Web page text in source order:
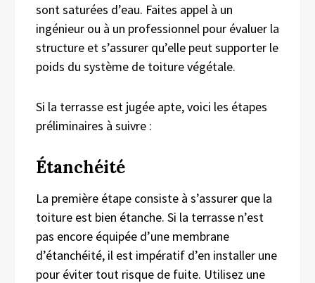
sont saturées d’eau. Faites appel à un
ingénieur ou à un professionnel pour évaluer la
structure et s’assurer qu’elle peut supporter le
poids du système de toiture végétale.
Si la terrasse est jugée apte, voici les étapes
préliminaires à suivre :
Étanchéité
La première étape consiste à s’assurer que la
toiture est bien étanche. Si la terrasse n’est
pas encore équipée d’une membrane
d’étanchéité, il est impératif d’en installer une
pour éviter tout risque de fuite. Utilisez une